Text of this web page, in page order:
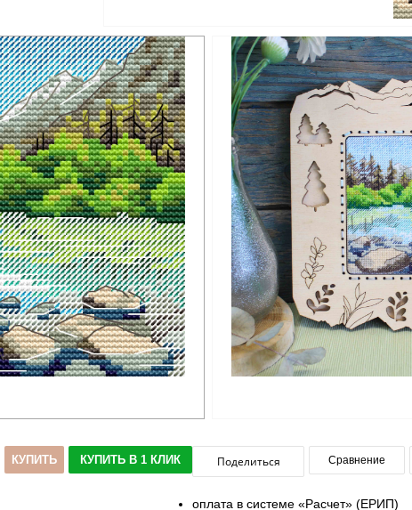
КУПИТЬ КУПИТЬ В 1 КЛИК Поделиться Сравнение
оплата в системе «Расчет» (ЕРИП)